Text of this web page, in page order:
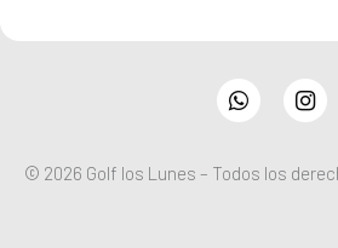
WhatsApp
© 2026 Golf los Lunes – Todos los